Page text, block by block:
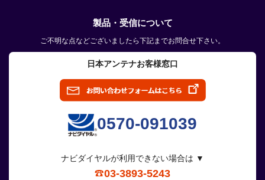
製品・受信について
ご不明な点などございましたら下記までお問合せ下さい。
日本アンテナお客様窓口
0570-091039
ナビダイヤルが利用できない場合は ▼
03-3893-5243